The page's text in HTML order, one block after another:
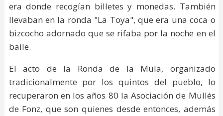
era donde recogían billetes y monedas. También
llevaban en la ronda "La Toya", que era una coca o
bizcocho adornado que se rifaba por la noche en el
baile.
El acto de la Ronda de la Mula, organizado
tradicionalmente por los quintos del pueblo, lo
recuperaron en los años 80 la Asociación de Mullés
de Fonz, que son quienes desde entonces, además